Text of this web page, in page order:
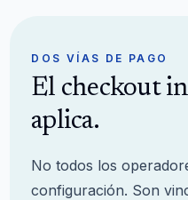
DOS VÍAS DE PAGO
El checkout
aplica.
No todos los
configuración. Son